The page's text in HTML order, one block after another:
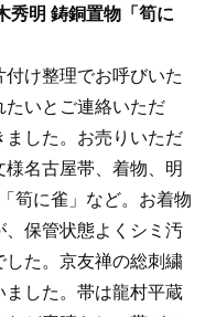
秀明 鋳銅置物「筍に
け整理でお呼びいた
たいとご連絡いただ
ました。お売りいただ
名古屋帯、着物、明
筍に雀」など。お着物
保管状態よくシミ汚
た。京友禅の総刺繍
した。帯は龍村平蔵